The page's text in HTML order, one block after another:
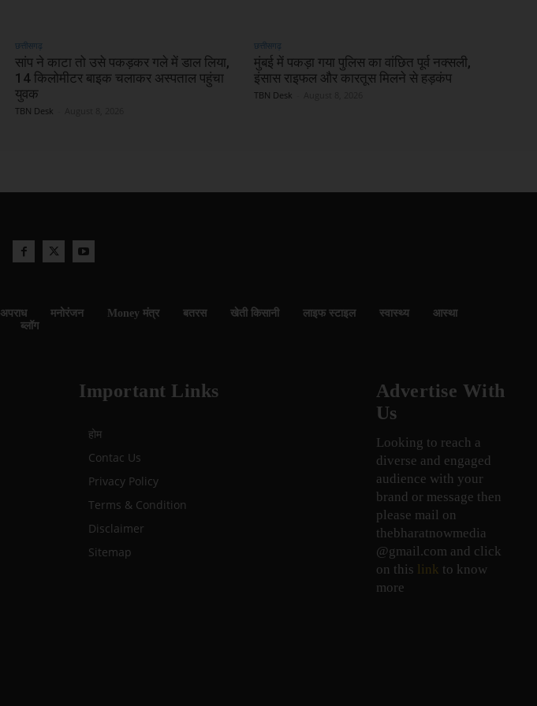
छत्तीसगढ़
सांप ने काटा तो उसे पकड़कर गले में डाल लिया,
14 किलोमीटर बाइक चलाकर अस्पताल पहुंचा
युवक
TBN Desk
छत्तीसगढ़
मुंबई में पकड़ा गया पुलिस का वांछित पूर्व नक्सली,
इंसास राइफल और कारतूस मिलने से हड़कंप
TBN Desk
अपराध मनोरंजन Money मंत्र बतरस खेती किसानी लाइफ स्टाइल स्वास्थ्य
आस्था
ब्लॉग
Important Links
होम
Contac Us
Privacy Policy
Terms & Condition
Disclaimer
Sitemap
Advertise With
Us
Looking to reach a
diverse and engaged
audience with your
brand or message then
please mail on
thebharatnowmedia
@gmail.com and click
on this link to know
more